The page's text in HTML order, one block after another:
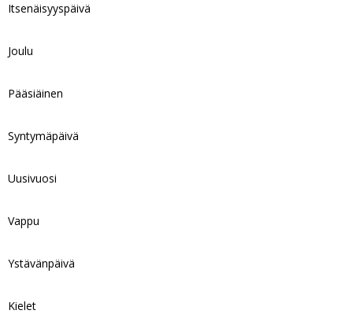
Itsenäisyyspäivä
Joulu
Pääsiäinen
Syntymäpäivä
Uusivuosi
Vappu
Ystävänpäivä
Kielet